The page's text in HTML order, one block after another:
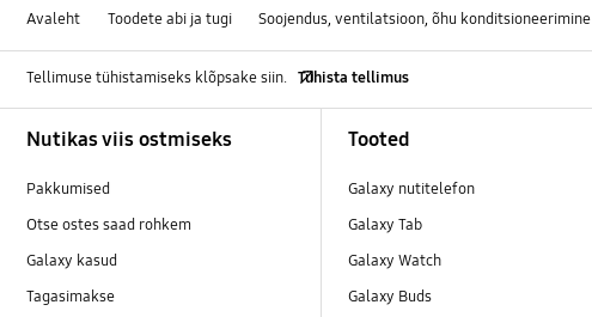
Avaleht Toodete abi ja tugi Soojendus, ventilatsioon, õhu konditsioneerimine
Tellimuse tühistamiseks klõpsake siin. Tühista tellimus
Nutikas viis ostmiseks
Pakkumised
Otse ostes saad rohkem
Galaxy kasud
Tagasimakse
Tooted
Galaxy nutitelefon
Galaxy Tab
Galaxy Watch
Galaxy Buds